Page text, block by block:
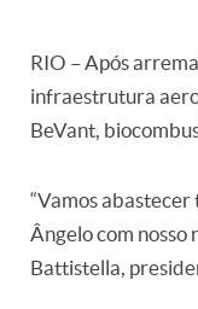
RIO – Após
infraestrutura
BeVant,
“Vamos abastecer
Ângelo com nosso
Battistella,